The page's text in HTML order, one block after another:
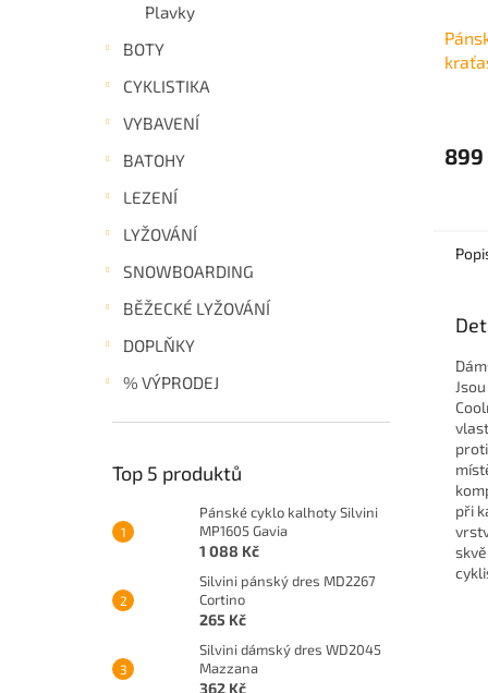
Plavky
BOTY
CYKLISTIKA
VYBAVENÍ
BATOHY
LEZENÍ
LYŽOVÁNÍ
SNOWBOARDING
BĚŽECKÉ LYŽOVÁNÍ
DOPLŇKY
% VÝPRODEJ
Top 5 produktů
Pánské cyklo kalhoty Silvini
MP1605 Gavia
1 088 Kč
Silvini pánský dres MD2267
Cortino
265 Kč
Silvini dámský dres WD2045
Mazzana
362 Kč
899
při